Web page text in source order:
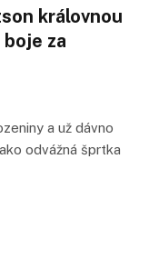
královnou
za
a už dávno
odvážná šprtka